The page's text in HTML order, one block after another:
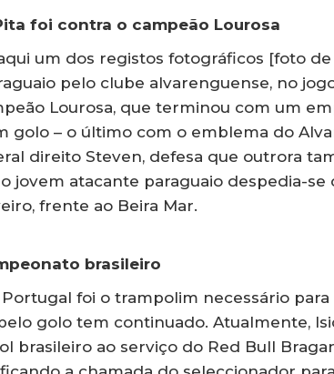
foi contra o campeão Lourosa
um dos registos fotográficos [foto
pelo clube alvarenguense, no
Lourosa, que terminou com um
golo – o último com o emblema do
direito Steven, defesa que outrora
jovem atacante paraguaio despedia-
frente ao Beira Mar.
brasileiro
foi o trampolim necessário
golo tem continuado. Atualmente,
brasileiro ao serviço do Red Bull